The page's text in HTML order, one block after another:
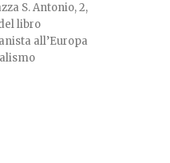
S. Antonio, 2,
all’Europa